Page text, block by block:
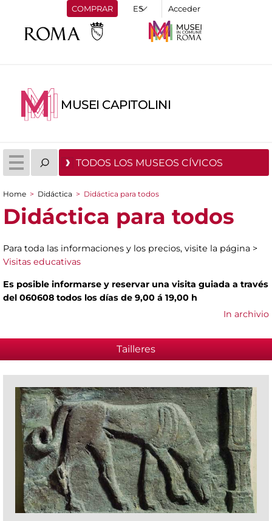
COMPRAR Acceder
MUSEI CAPITOLINI
TODOS LOS MUSEOS CÍVICOS
You are here
Home > Didáctica > Didáctica para todos
Didáctica para todos
Para toda las informaciones y los precios, visite la página >
Visitas educativas
Es posible informarse y reservar una visita guiada a través
del 060608 todos los días de 9,00 á 19,00 h
In archivio
Tailleres